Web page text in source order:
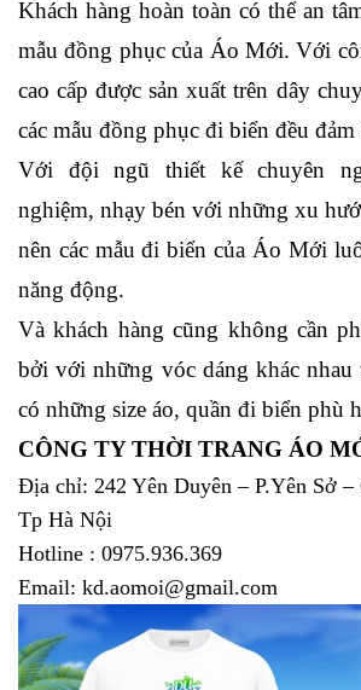
Khách hàng hoàn toàn có thể an
mẫu đồng phục của Áo Mới. Với
cao cấp được sản xuất trên dây
các mẫu đồng phục đi biển đều
Với đội ngũ thiết kế chuyên
nghiệm, nhạy bén với những xu
nên các mẫu đi biển của Áo Mới
năng động.
Và khách hàng cũng không cần
bởi với những vóc dáng khác
có những size áo, quần đi biển phù
CÔNG TY THỜI TRANG ÁO
Địa chỉ: 242 Yên Duyên – P.Yên Sở
Tp Hà Nội
Hotline : 0975.936.369
Email: kd.aomoi@gmail.com